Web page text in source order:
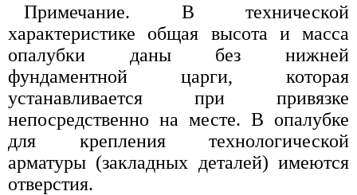
Примечание. В технической
характеристике общая высота и масса
опалубки даны без нижней
фундаментной царги, которая
устанавливается при привязке
непосредственно на месте. В опалубке
для крепления технологической
арматуры (закладных деталей) имеются
отверстия.